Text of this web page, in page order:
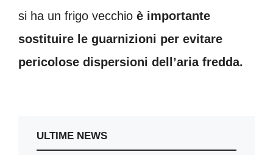
si ha un frigo vecchio è importante
sostituire le guarnizioni per evitare
pericolose dispersioni dell’aria fredda.
ULTIME NEWS